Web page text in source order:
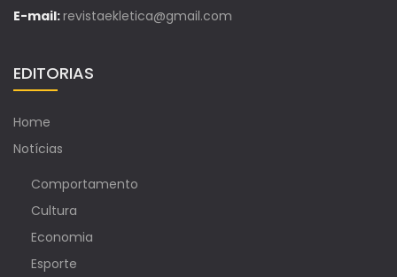
E-mail:revistaekletica@gmail.com
EDITORIAS
Home
Notícias
Comportamento
Cultura
Economia
Esporte